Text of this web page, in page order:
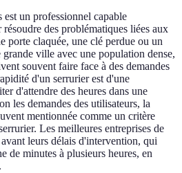
est un professionnel capable
des problématiques liées aux
porte claquée, une clé perdue ou un
ville avec une population dense,
souvent faire face à des demandes
d'un serrurier est d'une
d'attendre des heures dans une
les demandes des utilisateurs, la
mentionnée comme un critère
Les meilleures entreprises de
leurs délais d'intervention, qui
de minutes à plusieurs heures, en